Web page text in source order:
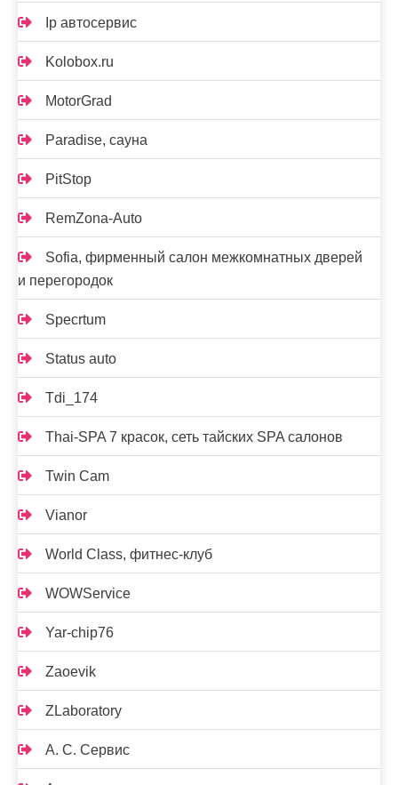
Ip автосервис
Kolobox.ru
MotorGrad
Paradise, сауна
PitStop
RemZona-Auto
Sofia, фирменный салон межкомнатных дверей
и перегородок
Specrtum
Status auto
Tdi_174
Thai-SPA 7 красок, сеть тайских SPA салонов
Twin Cam
Vianor
World Class, фитнес-клуб
WOWService
Yar-chip76
Zaoevik
ZLaboratory
А. С. Сервис